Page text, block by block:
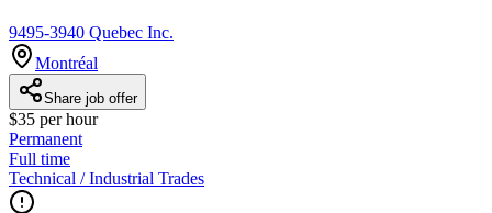
9495-3940 Quebec Inc.
Montréal
Share job offer
$35 per hour
Permanent
Full time
Technical / Industrial Trades